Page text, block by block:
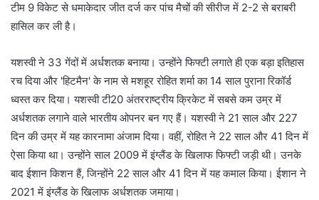
टीम 9 विकेट से धमाकेदार जीत दर्ज कर पांच मैचों की सीरीज में 2-2 से बराबरी
हासिल कर ली है।
यशस्वी ने 33 गेंदों में अर्धशतक बनाया। उन्होंने फिफ्टी लगाते ही एक बड़ा इतिहास
रच दिया और 'हिटमैन' के नाम से मशहूर रोहित शर्मा का 14 साल पुराना रिकॉर्ड
ध्वस्त कर दिया। यशस्वी टी20 अंतरराष्ट्रीय क्रिकेट में सबसे कम उम्र में
अर्धशतक लगाने वाले भारतीय ओपनर बन गए हैं। यशस्वी ने 21 साल और 227
दिन की उम्र में यह कारनामा अंजाम दिया। वहीं, रोहित ने 22 साल और 41 दिन में
ऐसा किया था। उन्होंने साल 2009 में इंग्लैंड के खिलाफ फिफ्टी जड़ी थी। उनके
बाद ईशान किशन हैं, जिन्होंने 22 साल और 41 दिन में यह कमाल किया। ईशान ने
2021 में इंग्लैंड के खिलाफ अर्धशतक जमाया।